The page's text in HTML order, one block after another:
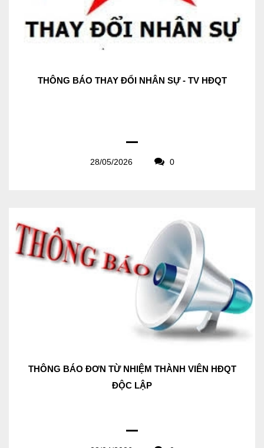
THÔNG BÁO THAY ĐỔI NHÂN SỰ - TV HĐQT
28/05/2026 0
THÔNG BÁO ĐƠN TỪ NHIỆM THÀNH VIÊN HĐQT
ĐỘC LẬP